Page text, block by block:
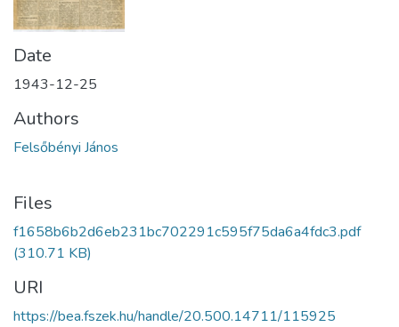
Date
1943-12-25
Authors
Felsőbényi János
Files
f1658b6b2d6eb231bc702291c595f75da6a4fdc3.pdf
(310.71 KB)
URI
https://bea.fszek.hu/handle/20.500.14711/115925